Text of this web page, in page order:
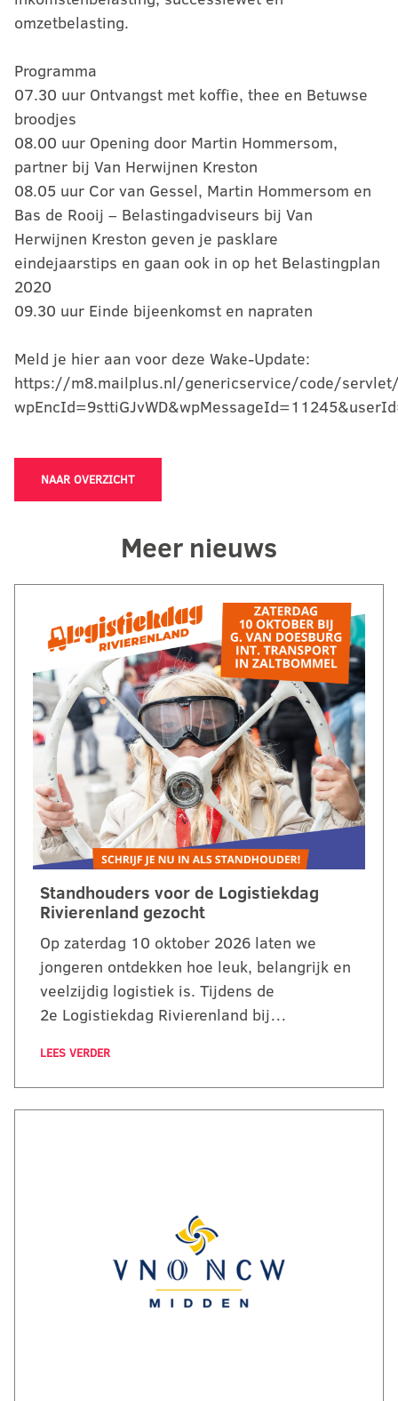
omzetbelasting.
Programma
07.30 uur Ontvangst met koffie, thee en Betuwse
broodjes
08.00 uur Opening door Martin Hommersom,
partner bij Van Herwijnen Kreston
08.05 uur Cor van Gessel, Martin Hommersom en
Bas de Rooij – Belastingadviseurs bij Van
Herwijnen Kreston geven je pasklare
eindejaarstips en gaan ook in op het Belastingplan
2020
09.30 uur Einde bijeenkomst en napraten
Meld je hier aan voor deze Wake-Update:
https://m8.mailplus.nl/genericservice/code/
NAAR OVERZICHT
Meer nieuws
Standhouders voor de Logistiekdag
Rivierenland gezocht
Op zaterdag 10 oktober 2026 laten we
jongeren ontdekken hoe leuk, belangrijk en
veelzijdig logistiek is. Tijdens de
2e Logistiekdag Rivierenland bij…
LEES VERDER